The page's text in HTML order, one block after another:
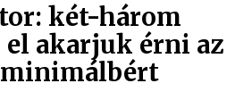
két-három
el akarjuk érni az
minimálbért